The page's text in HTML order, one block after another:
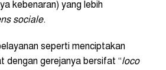
kebenaran) yang lebih
sociale.
seperti menciptakan
dengan gerejanya bersifat “loco